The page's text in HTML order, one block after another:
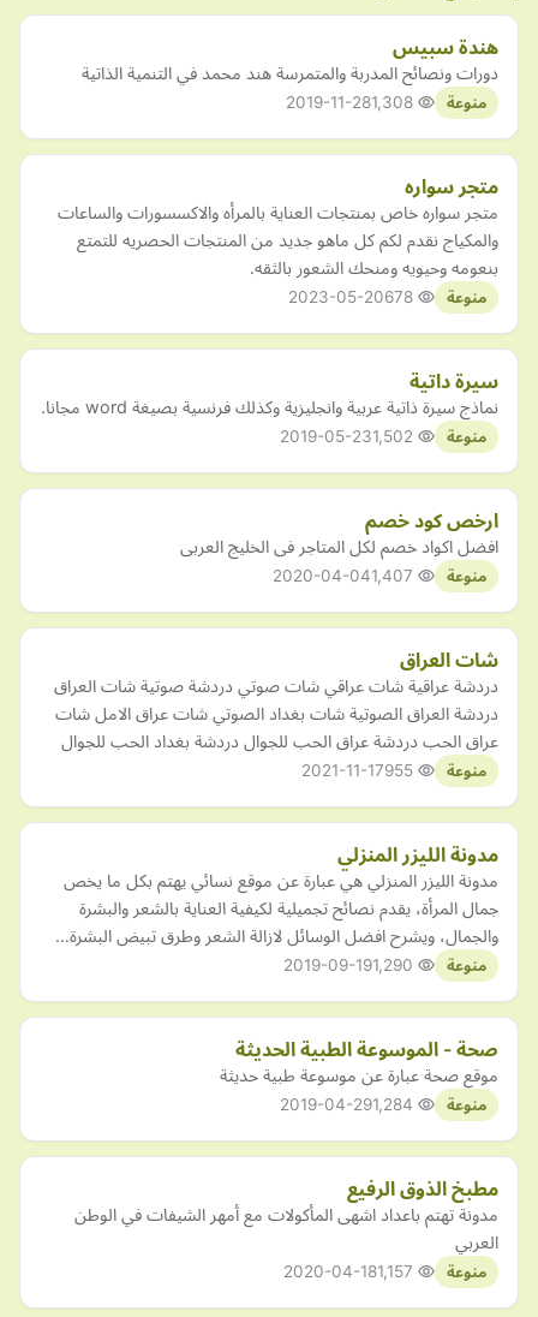
هندة سبيس
دورات ونصائح المدربة والمتمرسة هند محمد في التنمية الذاتية
منوعة 2019-11-28
متجر سواره
متجر سواره خاص بمنتجات العناية بالمرأه والاكسسورات والساعات
والمكياج نقدم لكم كل ماهو جديد من المنتجات الحصريه للتمتع
بنعومه وحيويه ومنحك الشعور بالثقه.
منوعة 2023-05-20
سيرة داتية
نماذج سيرة ذاتية عربية وانجليزية وكذلك فرنسية بصيغة word مجانا.
منوعة 2019-05-23
ارخص كود خصم
افضل اكواد خصم لكل المتاجر فى الخليج العربى
منوعة 2020-04-04
شات العراق
دردشة عراقية شات عراقي شات صوتي دردشة صوتية شات العراق
دردشة العراق الصوتية شات بغداد الصوتي شات عراق الامل شات
عراق الحب دردشة عراق الحب للجوال دردشة بغداد الحب للجوال
منوعة 2021-11-17
مدونة الليزر المنزلي
مدونة الليزر المنزلي هي عبارة عن موقع نسائي يهتم بكل ما يخص
جمال المرأة، يقدم نصائح تجميلية لكيفية العناية بالشعر والبشرة
والجمال، ويشرح افضل الوسائل لازالة الشعر وطرق تبيض البشرة…
منوعة 2019-09-19
صحة - الموسوعة الطبية الحديثة
موقع صحة عبارة عن موسوعة طبية حديثة
منوعة 2019-04-29
مطبخ الذوق الرفيع
مدونة تهتم باعداد اشهى المأكولات مع أمهر الشيفات في الوطن
العربي
منوعة 2020-04-18